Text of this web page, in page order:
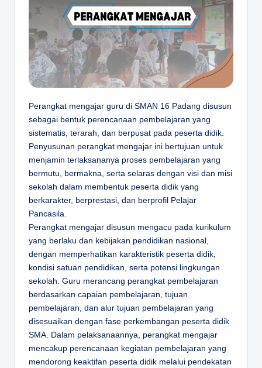
A
G
Perangkat mengajar guru di SMAN 16 Padang disusun
sebagai bentuk perencanaan pembelajaran yang
sistematis, terarah, dan berpusat pada peserta didik.
Penyusunan perangkat mengajar ini bertujuan untuk
menjamin terlaksananya proses pembelajaran yang
bermutu, bermakna, serta selaras dengan visi dan misi
sekolah dalam membentuk peserta didik yang
berkarakter, berprestasi, dan berprofil Pelajar
Pancasila.
Perangkat mengajar disusun mengacu pada kurikulum
yang berlaku dan kebijakan pendidikan nasional,
dengan memperhatikan karakteristik peserta didik,
kondisi satuan pendidikan, serta potensi lingkungan
sekolah. Guru merancang perangkat pembelajaran
berdasarkan capaian pembelajaran, tujuan
pembelajaran, dan alur tujuan pembelajaran yang
disesuaikan dengan fase perkembangan peserta didik
SMA. Dalam pelaksanaannya, perangkat mengajar
mencakup perencanaan kegiatan pembelajaran yang
mendorong keaktifan peserta didik melalui pendekatan